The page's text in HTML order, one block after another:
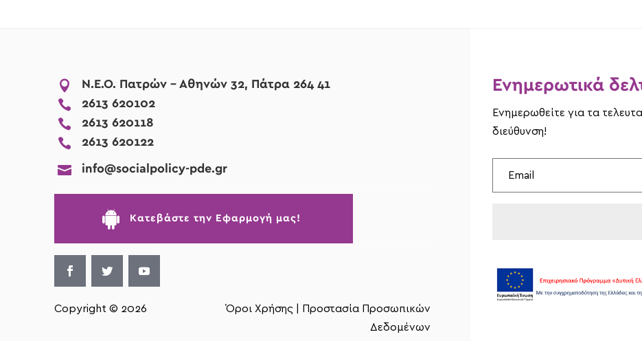
 Ν.Ε.Ο. Πατρών - Αθηνών 32, Πάτρα 264 41
 2613 620102
 2613 620118
 2613 620122
 info@socialpolicy-pde.gr
 Kατεβάστε την Εφαρμογή μας!
Copyright © 2026
Όροι Χρήσης | Προστασία Προσωπικών
Δεδομένων
Ενημερωτικά
Ενημερωθείτε για τα
διεύθυνση!